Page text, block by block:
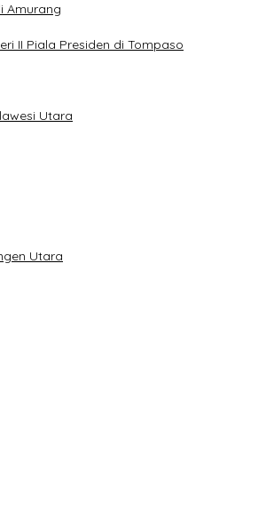
Amurang
II Piala Presiden di Tompaso
Utara
Utara